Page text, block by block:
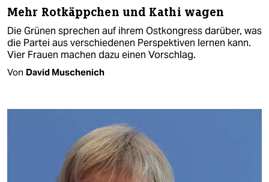
Mehr Rotkäppchen und Kathi wagen
Die Grünen sprechen auf ihrem Ostkongress darüber, was
die Partei aus verschiedenen Perspektiven lernen kann.
Vier Frauen machen dazu einen Vorschlag.
Von David Muschenich